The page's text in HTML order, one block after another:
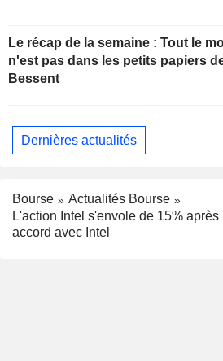
Le récap de la semaine : Tout le
n'est pas dans les petits papiers
Bessent
Dernières actualités
Bourse
Actualités Bourse
L'action Intel s'envole de 15%
accord avec Intel